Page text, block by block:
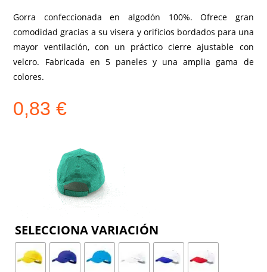
Gorra confeccionada en algodón 100%. Ofrece gran
comodidad gracias a su visera y orificios bordados para una
mayor ventilación, con un práctico cierre ajustable con
velcro. Fabricada en 5 paneles y una amplia gama de
colores.
0,83€